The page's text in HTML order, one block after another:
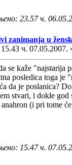
23.57 ч.
zanimanja u
15.43 ч. 07.05.2007.
se kaže "najstarija
posledica toga je
da je poslanica?
stvari, i dokle god
(i pri tome
15.47 ч.